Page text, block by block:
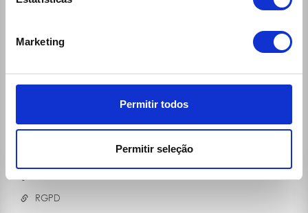
Marketing
Permitir todos
Permitir seleção
Desks (locations and schedules)
Questions and Answers
Blog
Useful Contacts
RGPD